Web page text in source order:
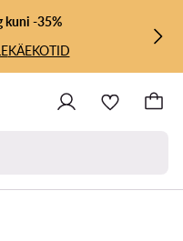
kuni -35%
KÄEKOTID